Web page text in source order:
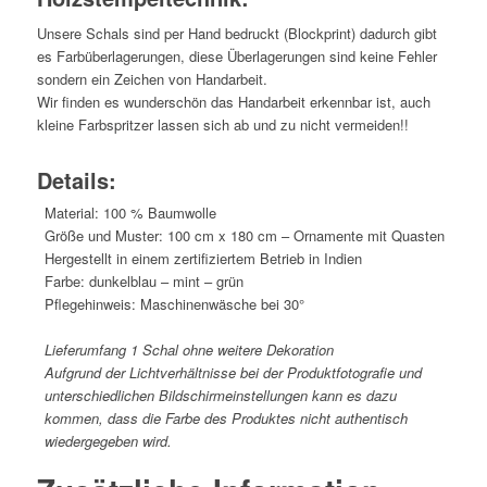
Unsere Schals sind per Hand bedruckt (Blockprint) dadurch gibt
es Farbüberlagerungen, diese Überlagerungen sind keine Fehler
sondern ein Zeichen von Handarbeit.
Wir finden es wunderschön das Handarbeit erkennbar ist, auch
kleine Farbspritzer lassen sich ab und zu nicht vermeiden!!
Details:
Material: 100 % Baumwolle
Größe und Muster: 100 cm x 180 cm – Ornamente mit Quasten
Hergestellt in einem zertifiziertem Betrieb in Indien
Farbe: dunkelblau – mint – grün
Pflegehinweis: Maschinenwäsche bei 30°
Lieferumfang 1 Schal ohne weitere Dekoration
Aufgrund der Lichtverhältnisse bei der Produktfotografie und
unterschiedlichen Bildschirmeinstellungen kann es dazu
kommen, dass die Farbe des Produktes nicht authentisch
wiedergegeben wird.